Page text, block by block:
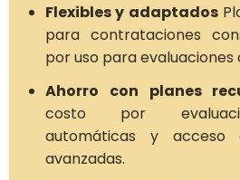
Flexibles y adaptados
para contrataciones
por uso para evaluaciones
Ahorro con planes
costo por
automáticas y acceso
avanzadas.